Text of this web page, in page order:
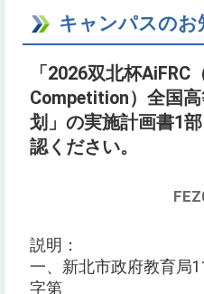
キャンパスのお
「2026双北杯AiFRC
Competition）全国
划」の実施計画書1
認ください。
説明：
一、新北市政府教育局
字第